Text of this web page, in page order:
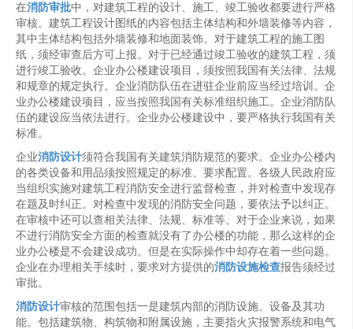
在消防审批中，对建筑工程的设计、施工、竣工验收都要进行严格
审核。建筑工程设计图纸的内容包括主体结构和外墙装修等内容，
其中主体结构包括外墙装修和地面装饰。对于建筑工程的施工图
纸，须经审查后方可上报。对于已经通过竣工验收的建筑工程，须
进行竣工验收。企业办公楼建设项目，须按照我国有关法律、法规
和规章的规定执行。企业消防队伍在进驻企业前应当经过培训。企
业办公楼建设项目，应当按照我国有关标准组织施工。企业消防队
伍的建设应当依法进行。企业办公楼建设中，要严格执行我国有关
标准。
企业消防设计须符合我国有关建筑消防规范的要求。企业办公楼内
的各类设备和用品须按照规定的标准、要求配置。各级人民政府应
当组织实施对建筑工程消防安全进行监督检查，并对检查中发现存
在题及时纠正。对检查中发现的消防安全问题，要依法予以纠正。
在审核中还可以查相关法律、法规、标准等。对于企业来说，如果
不进行消防安全方面的检查就没有了办公楼的功能，那么这样的企
业办公楼是不会建设成功。但是在实际操作中却存在着一些问题。
企业在办理相关手续时，要求对方提供的消防设施检查报告须经过
审批。
消防设计审核的范围包括一是建筑内部的消防设施、设备及其功
能。包括建筑物、构筑物和附属设施，主要指火灾报警系统和电气